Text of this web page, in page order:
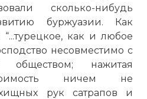
сколько-нибудь
буржуазии. Как
как и любое
несовместимо с
обществом; нажитая
ничем не
рук сатрапов и